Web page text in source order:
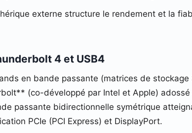
externe structure le rendement et la
4 et USB4
en bande passante (matrices de stockage
(co-développé par Intel et Apple)
passante bidirectionnelle symétrique
PCIe (PCI Express) et DisplayPort.